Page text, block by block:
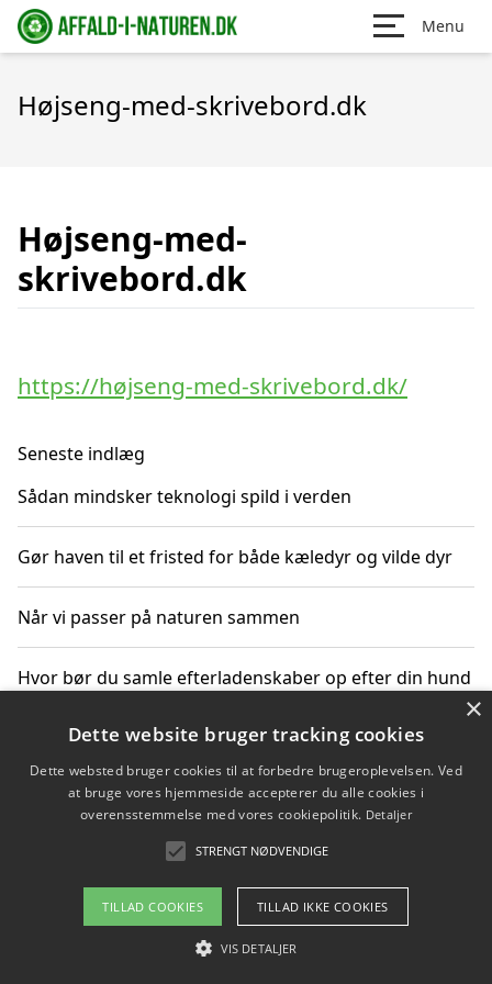
Menu
Højseng-med-skrivebord.dk
Højseng-med-
skrivebord.dk
https://højseng-med-skrivebord.dk/
Seneste indlæg
Sådan mindsker teknologi spild i verden
Gør haven til et fristed for både kæledyr og vilde dyr
Når vi passer på naturen sammen
Hvor bør du samle efterladenskaber op efter din hund
Sådan rydder du effektivt op efter et stort event
Copyright 2026 - Pilanto Aps
Om / kontakt
Blog Betingelser
×
Dette website bruger tracking cookies
Dette websted bruger cookies til at forbedre brugeroplevelsen. Ved
at bruge vores hjemmeside accepterer du alle cookies i
overensstemmelse med vores cookiepolitik. Detaljer
STRENGT NØDVENDIGE
TILLAD COOKIES TILLAD IKKE COOKIES
VIS DETALJER